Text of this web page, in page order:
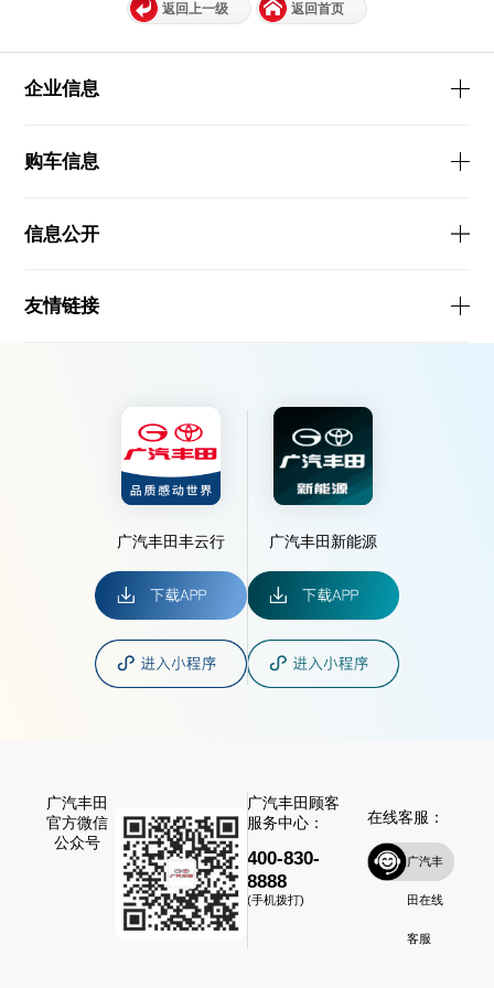
返回上一级 返回首页
企业信息
购车信息
信息公开
友情链接
广汽丰田丰云行 广汽丰田新能源
广汽丰田
官方微信
公众号
广汽丰田顾客
服务中心：
400-830-
8888
(手机拨打)
在线客服：
广汽丰
田在线
客服